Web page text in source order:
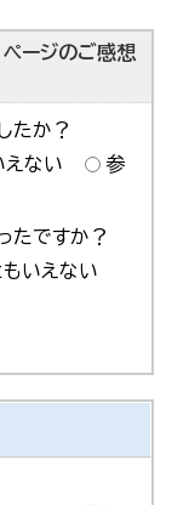
ページのご感想
たか？
えない
参
たですか？
もいえない